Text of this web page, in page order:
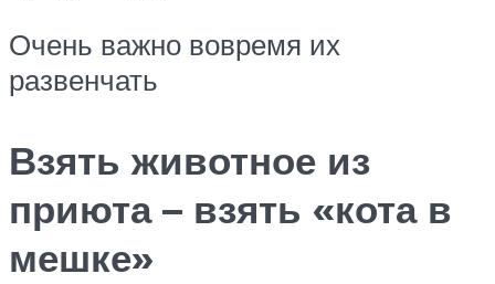
Очень важно вовремя их
развенчать
Взять животное из
приюта – взять «кота в
мешке»